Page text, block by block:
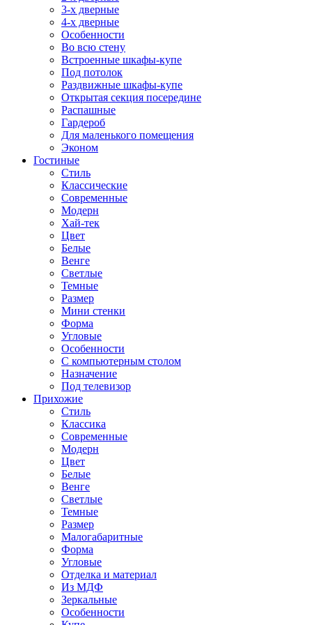
3-х дверные
4-х дверные
Особенности
Во всю стену
Встроенные шкафы-купе
Под потолок
Раздвижные шкафы-купе
Открытая секция посередине
Распашные
Гардероб
Для маленького помещения
Эконом
Гостиные
Стиль
Классические
Современные
Модерн
Хай-тек
Цвет
Белые
Венге
Светлые
Темные
Размер
Мини стенки
Форма
Угловые
Особенности
С компьютерным столом
Назначение
Под телевизор
Прихожие
Стиль
Классика
Современные
Модерн
Цвет
Белые
Венге
Светлые
Темные
Размер
Малогабаритные
Форма
Угловые
Отделка и материал
Из МДФ
Зеркальные
Особенности